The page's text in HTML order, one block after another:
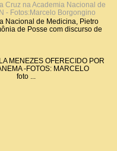
Cruz na Academia Nacional de
- Fotos:Marcelo Borgongino
de Medicina, Pietro
de Posse com discurso de
MENEZES OFERECIDO POR
-FOTOS: MARCELO
...